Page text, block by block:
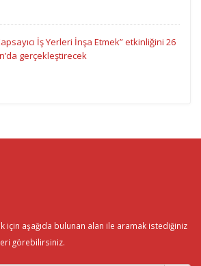
İş Yerleri İnşa Etmek” etkinliğini 26
gerçekleştirecek
için aşağıda bulunan alan ile aramak istediğiniz
görebilirsiniz.